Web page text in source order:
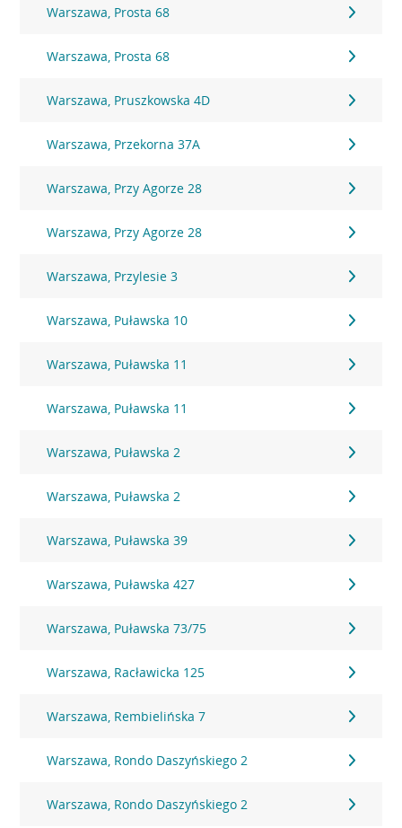
Warszawa, Prosta 68
Warszawa, Prosta 68
Warszawa, Pruszkowska 4D
Warszawa, Przekorna 37A
Warszawa, Przy Agorze 28
Warszawa, Przy Agorze 28
Warszawa, Przylesie 3
Warszawa, Puławska 10
Warszawa, Puławska 11
Warszawa, Puławska 11
Warszawa, Puławska 2
Warszawa, Puławska 2
Warszawa, Puławska 39
Warszawa, Puławska 427
Warszawa, Puławska 73/75
Warszawa, Racławicka 125
Warszawa, Rembielińska 7
Warszawa, Rondo Daszyńskiego 2
Warszawa, Rondo Daszyńskiego 2